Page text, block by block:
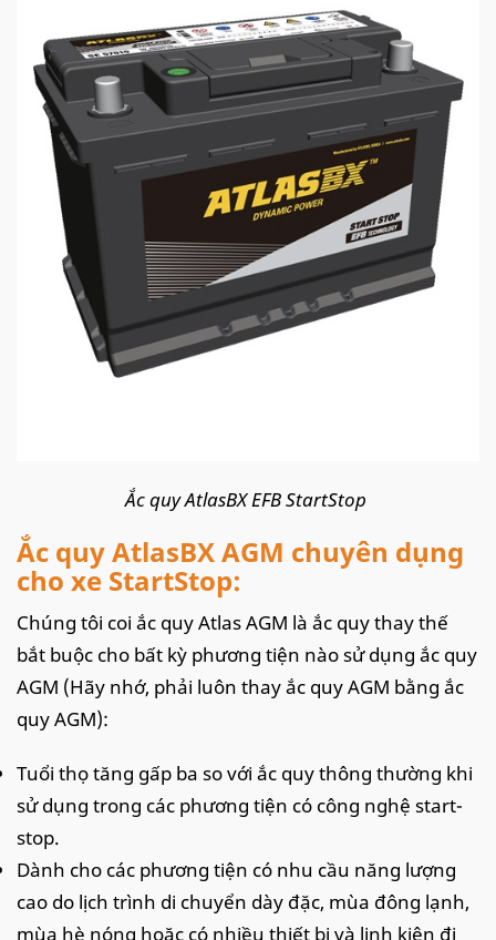
Ắc quy AtlasBX EFB StartStop
Ắc quy AtlasBX AGM chuyên dụng
cho xe StartStop:
Chúng tôi coi ắc quy Atlas AGM là ắc quy thay thế
bắt buộc cho bất kỳ phương tiện nào sử dụng ắc quy
AGM (Hãy nhớ, phải luôn thay ắc quy AGM bằng ắc
quy AGM):
Tuổi thọ tăng gấp ba so với ắc quy thông thường khi
sử dụng trong các phương tiện có công nghệ start-
stop.
Dành cho các phương tiện có nhu cầu năng lượng
cao do lịch trình di chuyển dày đặc, mùa đông lạnh,
mùa hè nóng hoặc có nhiều thiết bị và linh kiện đi